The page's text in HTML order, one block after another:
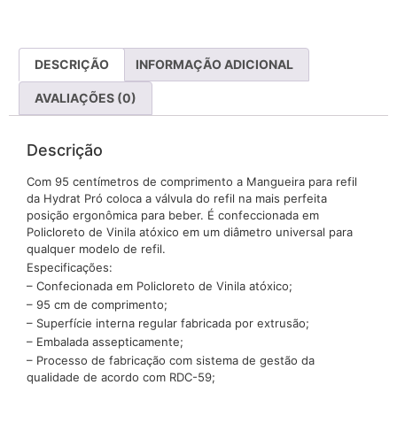
DESCRIÇÃO INFORMAÇÃO ADICIONAL
AVALIAÇÕES (0)
Descrição
Com 95 centímetros de comprimento a Mangueira para refil
da Hydrat Pró coloca a válvula do refil na mais perfeita
posição ergonômica para beber. É confeccionada em
Policloreto de Vinila atóxico em um diâmetro universal para
qualquer modelo de refil.
Especificações:
– Confecionada em Policloreto de Vinila atóxico;
– 95 cm de comprimento;
– Superfície interna regular fabricada por extrusão;
– Embalada assepticamente;
– Processo de fabricação com sistema de gestão da
qualidade de acordo com RDC-59;